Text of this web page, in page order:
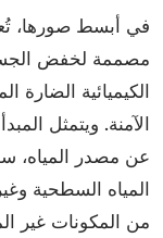
في أبسط صورها،
مصممة لخفض
الكيميائية
الآمنة. ويتمثل
عن مصدر المياه،
المياه السطحية
من المكونات غير